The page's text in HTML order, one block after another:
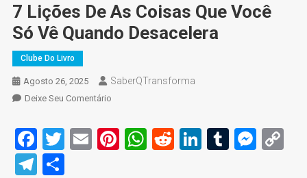
7 Lições De As Coisas Que Você
Só Vê Quando Desacelera
Clube Do Livro
Agosto 26, 2025 SaberQTransforma
Deixe Seu ComentárioOn
Lições
De
Facebook
Twitter
EmailPinterest
WhatsApp
RedditLinkedIn
Tumblr
Telegram
Share